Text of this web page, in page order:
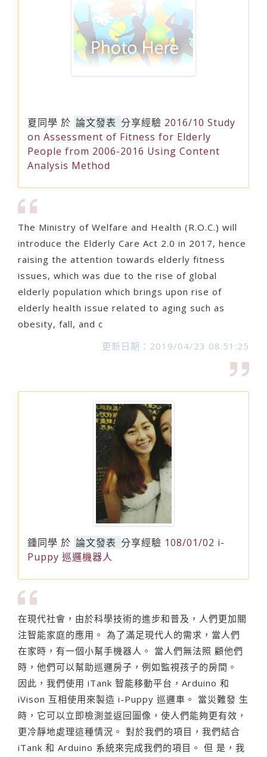
夏同學 於 論文發表 分享經驗 2016/10 Study
on Assessment of Fitness for Elderly
People from 2006-2016 Using Content
Analysis Method
The Ministry of Welfare and Health (R.O.C.) will
introduce the Elderly Care Act 2.0 in 2017, hence
raising the attention towards elderly fitness
issues, which was due to the rise of global
elderly population which brings upon rise of
elderly health issue related to aging such as
obesity, fall, and c
更新日期：2019/04/23 08:51:25
鍾同學 於 論文發表 分享經驗 108/01/02 i-
Puppy 巡邏機器人
在現代社會，由於科學技術的進步和普及，人們更加關
注智能家庭的應用。 為了滿足現代人的需求，當人們
在家時，有一個小幫手機器人。 當人們無法照 顧他們
時，他們可以幫助巡邏房子，例如監視孩子的房間。
因此，我們使用 iTank 智能移動平台，Arduino 和
iVison 互相使用來製造 i-Puppy 巡邏車。 當災難發 生
時，它可以立即檢測並返回圖像，使人們能夠更有效，
更冷靜地處理這種情況。 對於我們的項目，我們結合
iTank 和 Arduino 系統來完成我們的項目。 但 是，我